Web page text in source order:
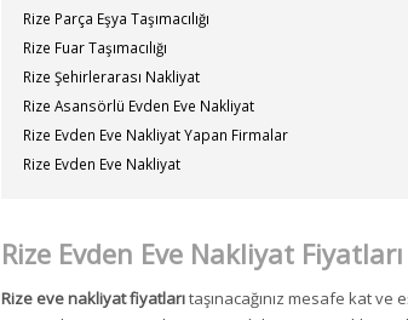
Rize Parça Eşya Taşımacılığı
Rize Fuar Taşımacılığı
Rize Şehirlerarası Nakliyat
Rize Asansörlü Evden Eve Nakliyat
Rize Evden Eve Nakliyat Yapan Firmalar
Rize Evden Eve Nakliyat
Rize Evden Eve Nakliyat Fiyatları
Rize eve nakliyat fiyatlarıtaşınacağınız mesafe kat ve